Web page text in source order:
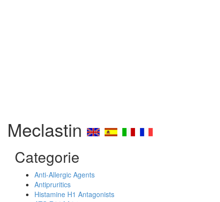
Meclastin
Categorie
Anti-Allergic Agents
Antipruritics
Histamine H1 Antagonists